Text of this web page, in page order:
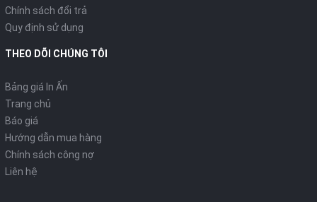
Chính sách đổi trả
Quy định sử dụng
THEO DÕI CHÚNG TÔI
Bảng giá In Ấn
Trang chủ
Báo giá
Hướng dẫn mua hàng
Chính sách công nợ
Liên hệ